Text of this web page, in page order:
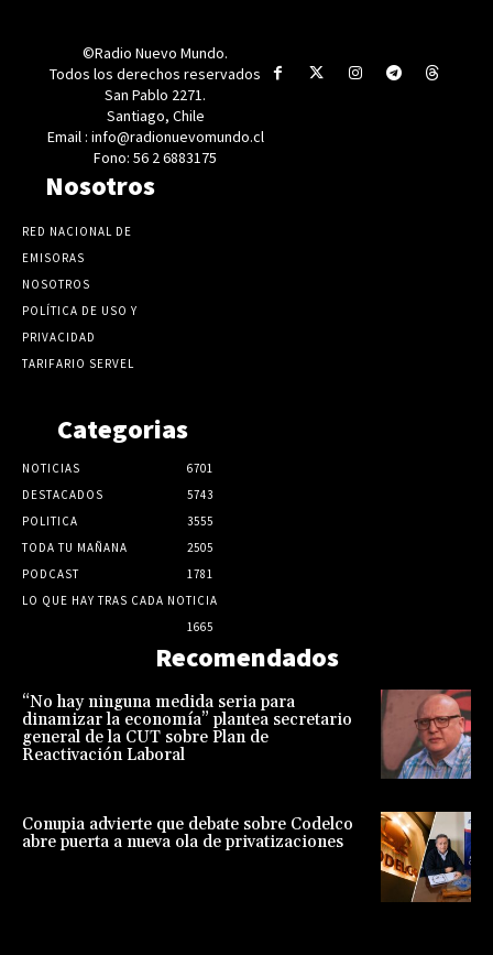
©Radio Nuevo Mundo.
Todos los derechos reservados
San Pablo 2271.
Santiago, Chile
Email : info@radionuevomundo.cl
Fono: 56 2 6883175
Nosotros
RED NACIONAL DE
EMISORAS
NOSOTROS
POLÍTICA DE USO Y
PRIVACIDAD
TARIFARIO SERVEL
Categorias
NOTICIAS
6701
DESTACADOS
5743
POLITICA
3555
TODA TU MAÑANA
2505
PODCAST
1781
LO QUE HAY TRAS CADA NOTICIA
1665
Recomendados
“No hay ninguna medida seria para
dinamizar la economía” plantea secretario
general de la CUT sobre Plan de
Reactivación Laboral
Conupia advierte que debate sobre Codelco
abre puerta a nueva ola de privatizaciones